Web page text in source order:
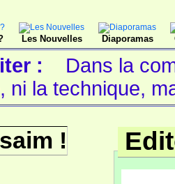
Les Nouvelles Diaporamas
:
Dans la
ni la technique,
!